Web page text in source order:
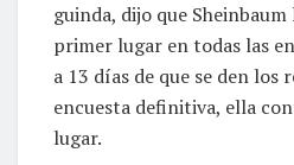
guinda, dijo que
primer lugar en todas las
a 13 días de que se den los
encuesta definitiva, ella
lugar.